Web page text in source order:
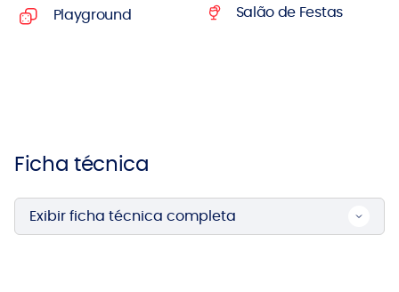
Playground Salão de Festas
Ficha técnica
Exibir ficha técnica completa